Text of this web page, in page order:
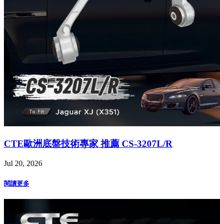
CTE歐洲底盤技術專家 推薦 CS-3207L/R
Jul 20, 2026
閱讀更多